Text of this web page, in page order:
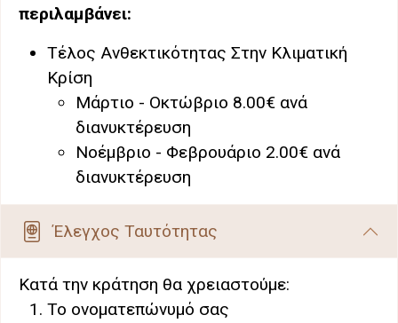
περιλαμβάνει:
Τέλος Ανθεκτικότητας Στην Κλιματική
Κρίση
Μάρτιο - Οκτώβριο 8.00€ ανά
διανυκτέρευση
Νοέμβριο - Φεβρουάριο 2.00€ ανά
διανυκτέρευση
Έλεγχος Ταυτότητας
Κατά την κράτηση θα χρειαστούμε:
Το ονοματεπώνυμό σας